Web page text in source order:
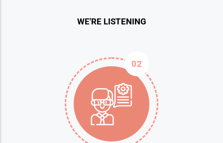
WE'RE LISTENING
02